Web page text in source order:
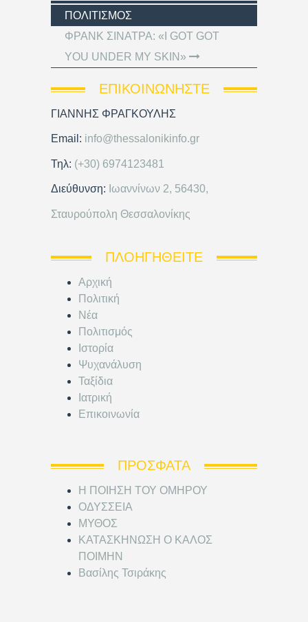
ΠΟΛΙΤΙΣΜΌΣ
ΦΡΑΝΚ ΣΙΝΑΤΡΑ: «I GOT GOT
YOU UNDER MY SKIN»
ΕΠΙΚΟΙΝΩΝΉΣΤΕ
ΓΙΑΝΝΗΣ ΦΡΑΓΚΟΥΛΗΣ
Email: info@thessalonikinfo.gr
Τηλ: (+30) 6974123481
Διεύθυνση: Ιωαννίνων 2, 56430,
Σταυρούπολη Θεσσαλονίκης
ΠΛΟΗΓΗΘΕΊΤΕ
Αρχική
Πολιτική
Νέα
Πολιτισμός
Ιστορία
Ψυχανάλυση
Ταξίδια
Ιατρική
Επικοινωνία
ΠΡΌΣΦΑΤΑ
Η ΠΟΙΗΣΗ ΤΟΥ ΟΜΗΡΟΥ
ΟΔΥΣΣΕΙΑ
ΜΥΘΟΣ
ΚΑΤΑΣΚΗΝΩΣΗ Ο ΚΑΛΟΣ
ΠΟΙΜΗΝ
Βασίλης Τσιράκης